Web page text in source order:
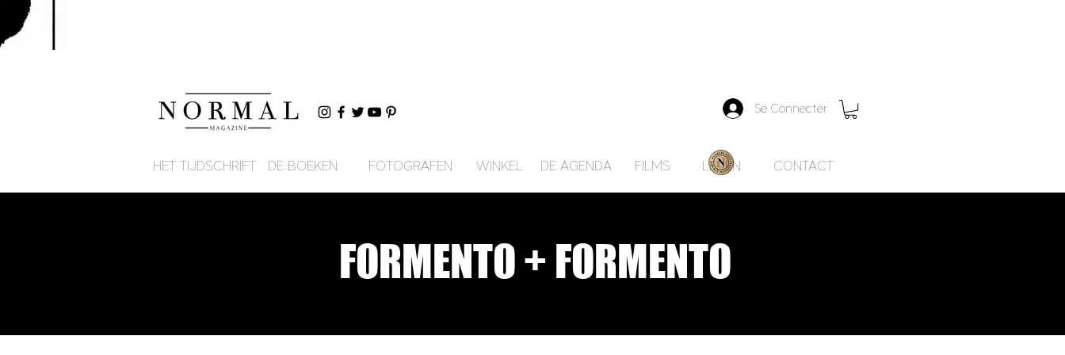
Se Connecter
HET TIJDSCHRIFT DE BOEKEN FOTOGRAFEN WINKEL DE AGENDA FILMS LEDEN CONTACT
FORMENTO + FORMENTO